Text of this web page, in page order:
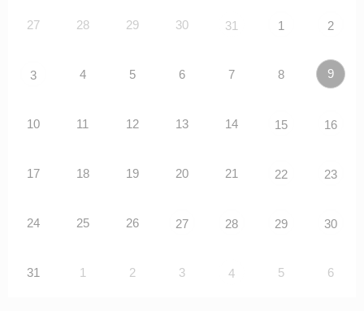
27 28 29 30 31 1 2
3 4 5 6 7 8 9
10 11 12 13 14 15 16
17 18 19 20 21 22 23
24 25 26 27 28 29 30
31 1 2 3 4 5 6